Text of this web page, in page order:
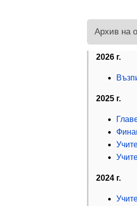
Архив на
2026 г.
2025 г.
2024 г.